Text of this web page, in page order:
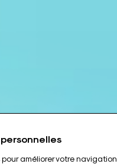
améliorer votre navigation.